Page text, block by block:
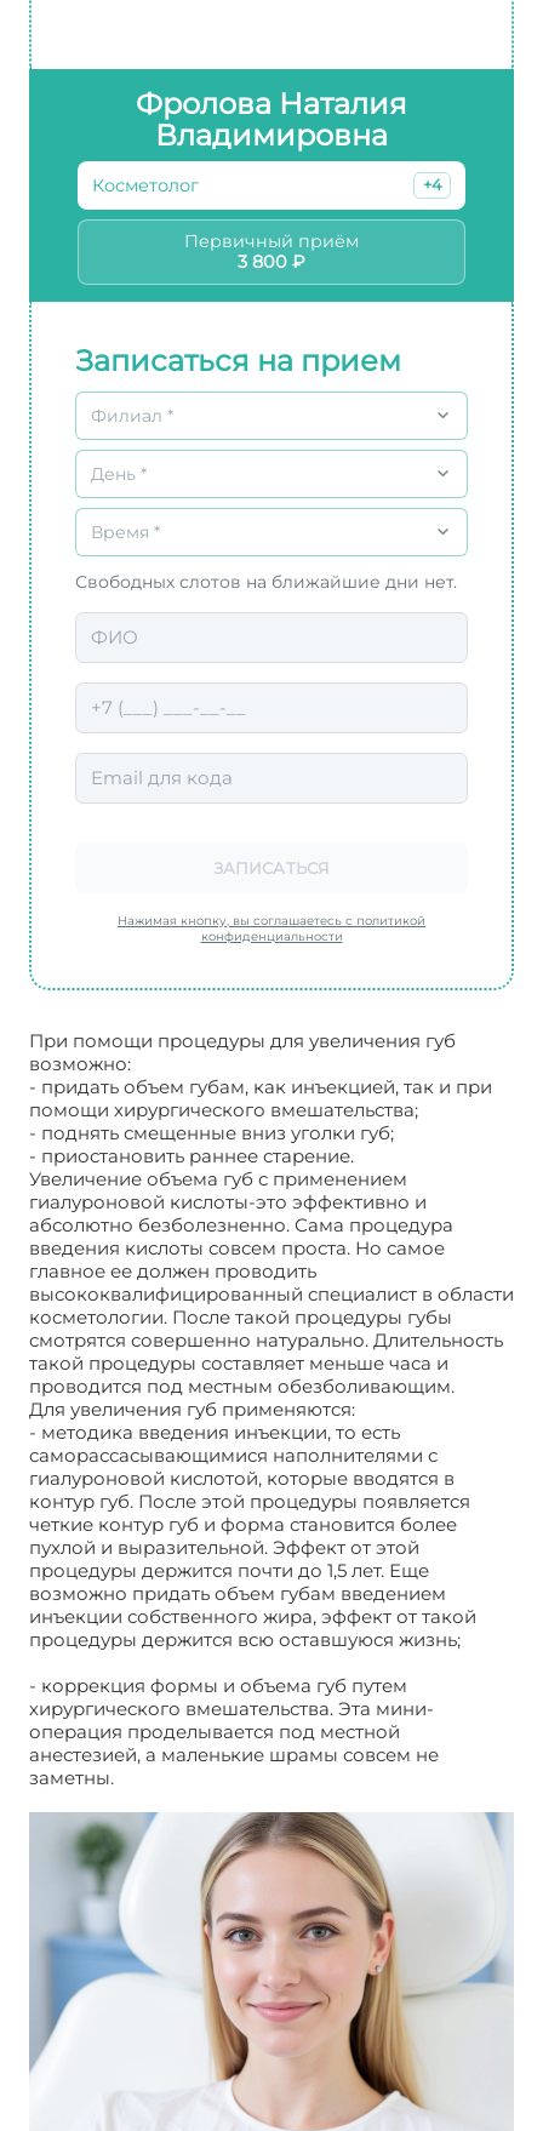
Фролова Наталия
Владимировна
Косметолог +4
Первичный приём
3 800 ₽
Записаться на прием
Филиал *
День *
Время *
Свободных слотов на ближайшие дни нет.
ЗАПИСАТЬСЯ
Нажимая кнопку, вы соглашаетесь с политикой
конфиденциальности
При помощи процедуры для увеличения губ
возможно:
- придать объем губам, как инъекцией, так и при
помощи хирургического вмешательства;
- поднять смещенные вниз уголки губ;
- приостановить раннее старение.
Увеличение объема губ с применением
гиалуроновой кислоты-это эффективно и
абсолютно безболезненно. Сама процедура
введения кислоты совсем проста. Но самое
главное ее должен проводить
высококвалифицированный специалист в области
косметологии. После такой процедуры губы
смотрятся совершенно натурально. Длительность
такой процедуры составляет меньше часа и
проводится под местным обезболивающим.
Для увеличения губ применяются:
- методика введения инъекции, то есть
саморассасывающимися наполнителями с
гиалуроновой кислотой, которые вводятся в
контур губ. После этой процедуры появляется
четкие контур губ и форма становится более
пухлой и выразительной. Эффект от этой
процедуры держится почти до 1,5 лет. Еще
возможно придать объем губам введением
инъекции собственного жира, эффект от такой
процедуры держится всю оставшуюся жизнь;
- коррекция формы и объема губ путем
хирургического вмешательства. Эта мини-
операция проделывается под местной
анестезией, а маленькие шрамы совсем не
заметны.